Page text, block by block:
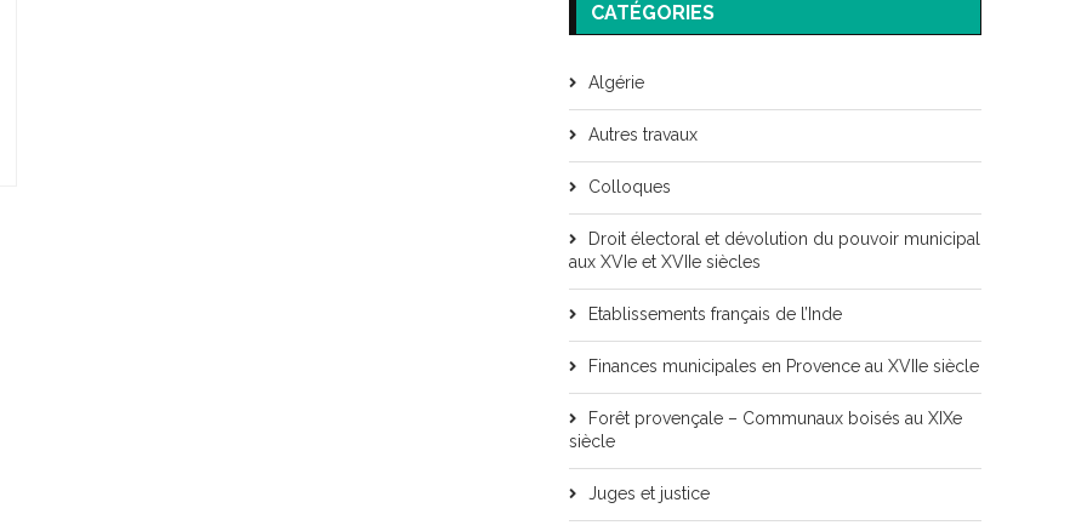
CATÉGORIES
Algérie
Autres travaux
Colloques
Droit électoral et dévolution du pouvoir municipal
aux XVIe et XVIIe siècles
Etablissements français de l’Inde
Finances municipales en Provence au XVIIe siècle
Forêt provençale – Communaux boisés au XIXe
siècle
Juges et justice